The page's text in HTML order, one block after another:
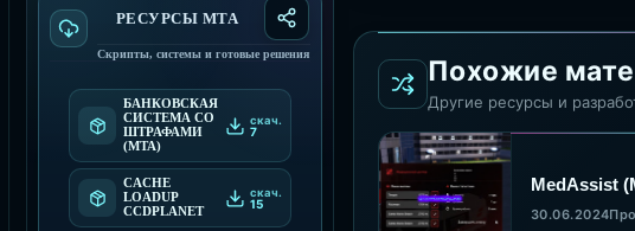
РЕСУРСЫ МТА
Скрипты, системы и готовые решения
БАНКОВСКАЯ
СИСТЕМА СО
ШТРАФАМИ
(MTA)
скач.
7
CACHE
LOADUP
CCDPLANET
скач.
15
Похожие
Другие ресурсы и
MedAssist
30.06.2024